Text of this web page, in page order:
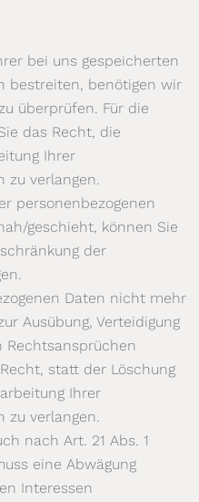
bei uns gespeicherten
bestreiten, benötigen wir
überprüfen. Für die
das Recht, die
Ihrer
zu verlangen.
personenbezogenen
geschieht, können Sie
der
Daten nicht mehr
Ausübung, Verteidigung
Rechtsansprüchen
statt der Löschung
Ihrer
zu verlangen.
nach Art. 21 Abs. 1
eine Abwägung
Interessen